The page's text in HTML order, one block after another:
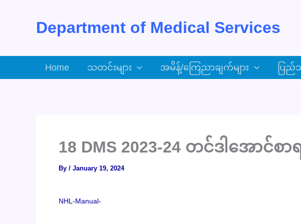
Department of Medical Services
Home သတင်းများ အမိန့်/ကြေညာချက်များ ပြ
18 DMS 2023-24 တင်ဒါအောင်စာ
By / January 19, 2024
NHL-Manual-